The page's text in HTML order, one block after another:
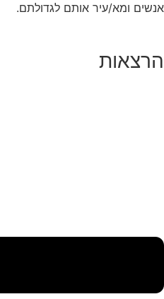
אנשים ומא/עיר אותם לגדולתם.
הרצאות